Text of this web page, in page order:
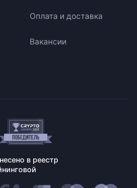
Оплата и доставка
Вакансии
в реестр